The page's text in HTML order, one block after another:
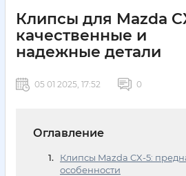
Клипсы для Mazda
качественные и
надежные детали
05 01 2025, 17:52 0
Оглавление
Клипсы Mazda CX-5:
особенности